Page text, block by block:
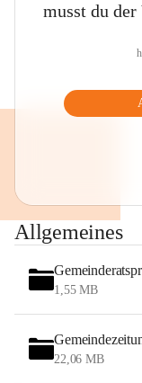
musst du
Allgemeines
1,55 MB
22,06 MB